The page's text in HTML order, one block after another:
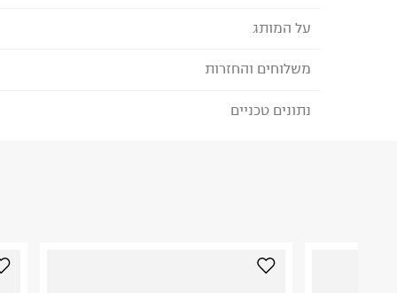
על המותג
REEF - ריף
משלוחים והחזרות
לבחירת בשיטת המשלוח המתאימה לכם,
לפני החזרת החבילה, חשוב להדביק את מדבקת
נתונים טכניים